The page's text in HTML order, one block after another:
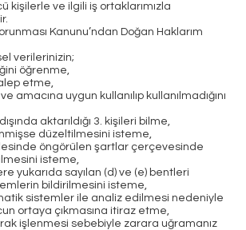
kişilerle ve ilgili iş ortaklarımızla
Kanunu’ndan Doğan Haklarım
verilerinizin;
öğrenme,
etme,
amacına uygun kullanılıp kullanılmadığını
aktarıldığı 3. kişileri bilme,
düzeltilmesini isteme,
öngörülen şartlar çerçevesinde
isteme,
yukarıda sayılan (d) ve (e) bentleri
bildirilmesini isteme,
sistemler ile analiz edilmesi nedeniyle
ortaya çıkmasına itiraz etme,
işlenmesi sebebiyle zarara uğramanız